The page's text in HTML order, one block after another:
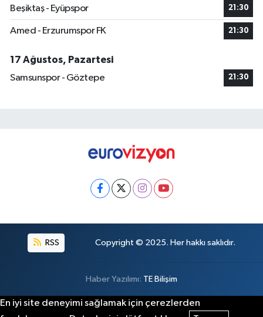
Beşiktaş - Eyüpspor 21:30
Amed - Erzurumspor FK 21:30
17 Ağustos, Pazartesi
Samsunspor - Göztepe
21:30
RSS Copyright © 2025. Her hakkı saklıdır.
Haber Yazılımı: TE Bilişim
En iyi site deneyimi sağlamak için çerezlerden